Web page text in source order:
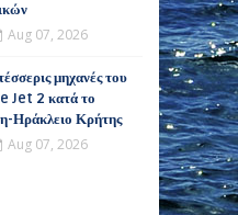
Aug 07, 2026
μηχανές του
Jet 2 κατά το
Ηράκλειο Κρήτης
Aug 07, 2026